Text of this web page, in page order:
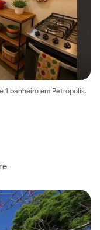
1 banheiro em Petrópolis.